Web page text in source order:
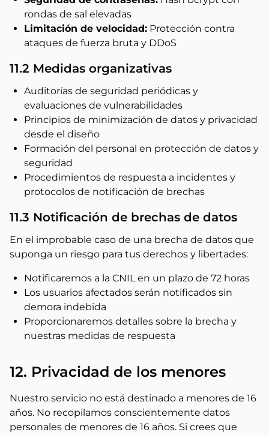
rondas de sal elevadas
Limitación de velocidad: Protección contra
ataques de fuerza bruta y DDoS
11.2 Medidas organizativas
Auditorías de seguridad periódicas y
evaluaciones de vulnerabilidades
Principios de minimización de datos y privacidad
desde el diseño
Formación del personal en protección de datos y
seguridad
Procedimientos de respuesta a incidentes y
protocolos de notificación de brechas
11.3 Notificación de brechas de datos
En el improbable caso de una brecha de datos que
suponga un riesgo para tus derechos y libertades:
Notificaremos a la CNIL en un plazo de 72 horas
Los usuarios afectados serán notificados sin
demora indebida
Proporcionaremos detalles sobre la brecha y
nuestras medidas de respuesta
12. Privacidad de los menores
Nuestro servicio no está destinado a menores de 16
años. No recopilamos conscientemente datos
personales de menores de 16 años. Si crees que